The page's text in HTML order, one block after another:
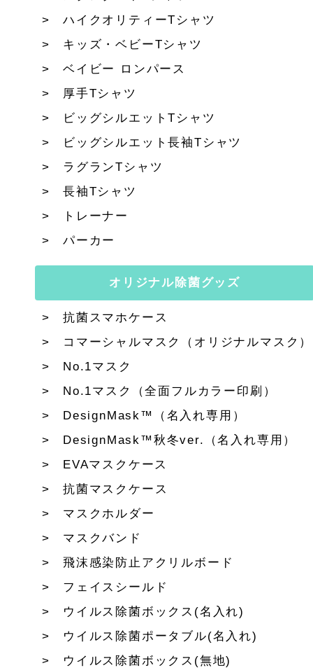
ハイクオリティーTシャツ
キッズ・ベビーTシャツ
ベイビー ロンパース
厚手Tシャツ
ビッグシルエットTシャツ
ビッグシルエット長袖Tシャツ
ラグランTシャツ
長袖Tシャツ
トレーナー
パーカー
オリジナル除菌グッズ
抗菌スマホケース
コマーシャルマスク（オリジナルマスク）
No.1マスク
No.1マスク（全面フルカラー印刷）
DesignMask™（名入れ専用）
DesignMask™秋冬ver.（名入れ専用）
EVAマスクケース
抗菌マスクケース
マスクホルダー
マスクバンド
飛沫感染防止アクリルボード
フェイスシールド
ウイルス除菌ボックス(名入れ)
ウイルス除菌ポータブル(名入れ)
ウイルス除菌ボックス(無地)